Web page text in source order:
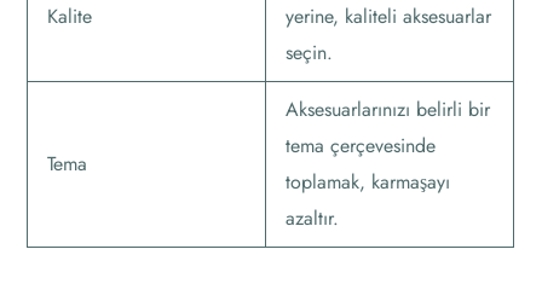
Kalite
yerine, kaliteli aksesuarlar
seçin.
Tema
Aksesuarlarınızı belirli bir
tema çerçevesinde
toplamak, karmaşayı
azaltır.